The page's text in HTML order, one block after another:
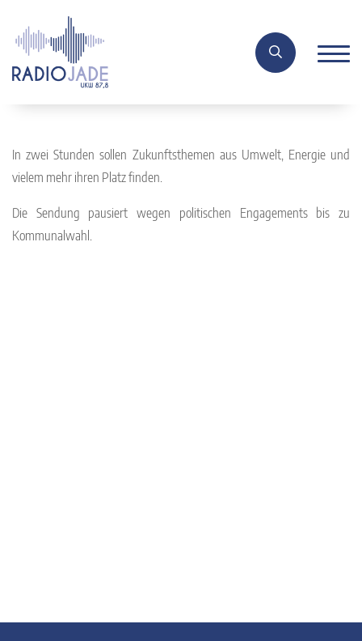
In zwei Stunden sollen Zukunftsthemen aus Umwelt, Energie und
vielem mehr ihren Platz finden.
Die Sendung pausiert wegen politischen Engagements bis zu
Kommunalwahl.